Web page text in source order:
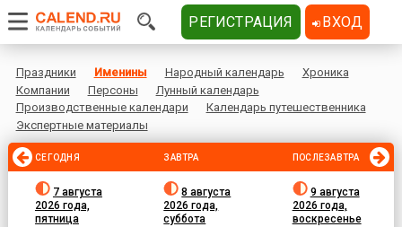
Праздники Именины Народный календарь
Хроника
Компании
Персоны
Лунный календарь
Производственные календари
Календарь путешественника
Экспертные материалы
СЕГОДНЯ
7 августа
2026 года,
пятница
ЗАВТРА
8 августа
2026 года,
суббота
ПОСЛЕЗАВТРА
9 августа
2026 года,
воскресенье
РЕГИСТРАЦИЯ ВХОД